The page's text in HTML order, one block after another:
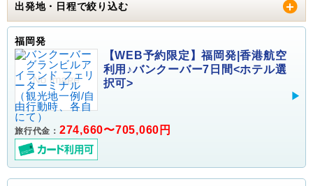
出発地・日程で絞り込む
福岡発
【WEB予約限定】福岡発|香港航空
利用♪バンクーバー7日間<ホテル選
択可>
旅行代金： 274,660〜705,060円